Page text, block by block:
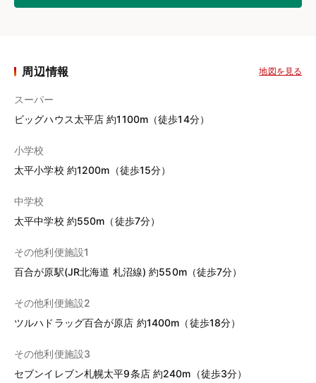
周辺情報 地図を見る
スーパー
ビッグハウス太平店 約1100m（徒歩14分）
小学校
太平小学校 約1200m（徒歩15分）
中学校
太平中学校 約550m（徒歩7分）
その他利便施設1
百合が原駅(JR北海道 札沼線) 約550m（徒歩7分）
その他利便施設2
ツルハドラッグ百合が原店 約1400m（徒歩18分）
その他利便施設3
セブンイレブン札幌太平9条店 約240m（徒歩3分）